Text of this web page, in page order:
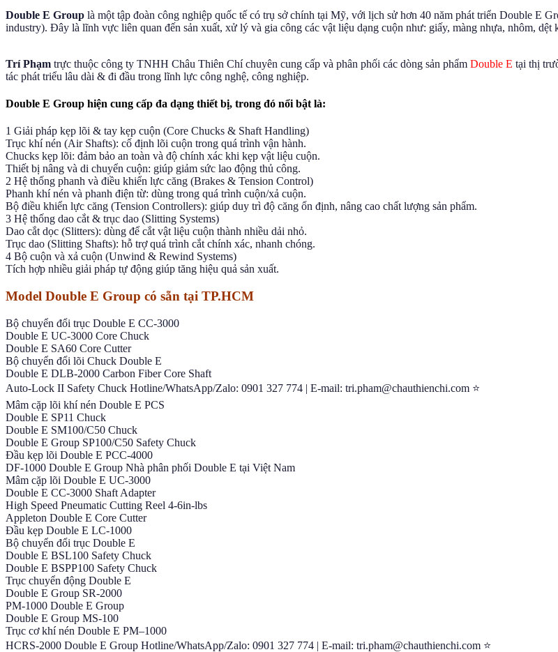
Double E Group là một tập đoàn công nghiệp quốc tế có trụ sở chính tại Mỹ, với lịch sử hơn 40 năm phát triển Double E
industry). Đây là lĩnh vực liên quan đến sản xuất, xử lý và gia công các vật liệu dạng cuộn như: giấy, màng nhựa, nhôm, dệt
Trí Phạm trực thuộc công ty TNHH Châu Thiên Chí chuyên cung cấp và phân phối các dòng sản phẩm Double E tại thị
tác phát triểu lâu dài & đi đầu trong lĩnh lực công nghệ, công nghiệp.
Double E Group hiện cung cấp đa dạng thiết bị, trong đó nổi bật là:
1 Giải pháp kẹp lõi & tay kẹp cuộn (Core Chucks & Shaft Handling)
Trục khí nén (Air Shafts): cố định lõi cuộn trong quá trình vận hành.
Chucks kẹp lõi: đảm bảo an toàn và độ chính xác khi kẹp vật liệu cuộn.
Thiết bị nâng và di chuyển cuộn: giúp giảm sức lao động thủ công.
2 Hệ thống phanh và điều khiển lực căng (Brakes & Tension Control)
Phanh khí nén và phanh điện từ: dùng trong quá trình cuộn/xả cuộn.
Bộ điều khiển lực căng (Tension Controllers): giúp duy trì độ căng ổn định, nâng cao chất lượng sản phẩm.
3 Hệ thống dao cắt & trục dao (Slitting Systems)
Dao cắt dọc (Slitters): dùng để cắt vật liệu cuộn thành nhiều dải nhỏ.
Trục dao (Slitting Shafts): hỗ trợ quá trình cắt chính xác, nhanh chóng.
4 Bộ cuộn và xả cuộn (Unwind & Rewind Systems)
Tích hợp nhiều giải pháp tự động giúp tăng hiệu quả sản xuất.
Model Double E Group có sẵn tại TP.HCM
Bộ chuyển đổi trục Double E CC-3000
Double E UC-3000 Core Chuck
Double E SA60 Core Cutter
Bộ chuyển đổi lõi Chuck Double E
Double E DLB-2000 Carbon Fiber Core Shaft
Auto-Lock II Safety Chuck Hotline/WhatsApp/Zalo: 0901 327 774 | E-mail: tri.pham@chauthienchi.com ⭐
Mâm cặp lõi khí nén Double E PCS
Double E SP11 Chuck
Double E SM100/C50 Chuck
Double E Group SP100/C50 Safety Chuck
Đầu kẹp lõi Double E PCC-4000
DF-1000 Double E Group Nhà phân phối Double E tại Việt Nam
Mâm cặp lõi Double E UC-3000
Double E CC-3000 Shaft Adapter
High Speed ​​Pneumatic Cutting Reel 4-6in-lbs
Appleton Double E Core Cutter
Đầu kẹp Double E LC-1000
Bộ chuyển đổi trục Double E
Double E BSL100 Safety Chuck
Double E BSPP100 Safety Chuck
Trục chuyển động Double E
Double E Group SR-2000
PM-1000 Double E Group
Double E Group MS-100
Trục cơ khí nén Double E PM–1000
HCRS-2000 Double E Group Hotline/WhatsApp/Zalo: 0901 327 774 | E-mail: tri.pham@chauthienchi.com ⭐